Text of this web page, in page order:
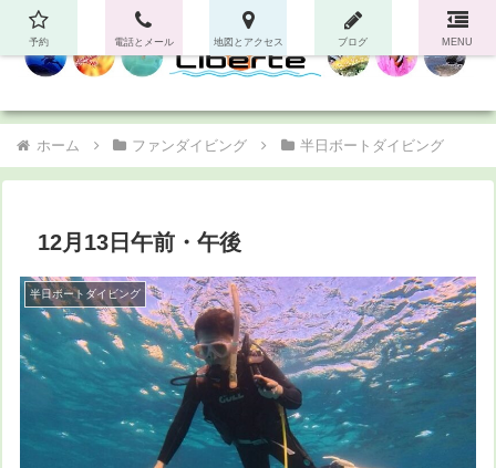
ホーム ファンダイビング 半日ボートダイビング
12月13日午前・午後
半日ボートダイビング
予約 電話とメール 地図とアクセス ブログ MENU